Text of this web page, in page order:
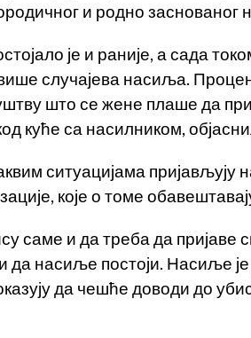
и родно заснованог
је и раније, а сада
случајева насиља.
што се жене плаше да
куће са насилником,
ситуацијама
које о томе
саме и да треба да пријаве
да насиље постоји. Насиље је
да чешће доводи до